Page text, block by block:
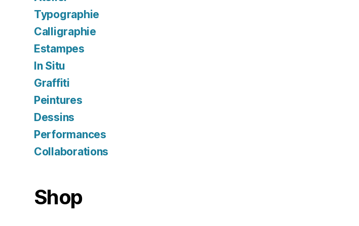
Typographie
Calligraphie
Estampes
In Situ
Graffiti
Peintures
Dessins
Performances
Collaborations
Shop